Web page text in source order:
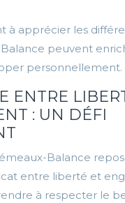
à apprécier les
peuvent
personnellement.
ENTRE
: UN DÉFI
Balance
entre liberté et
à respecter le